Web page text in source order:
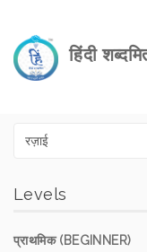
हिंदी
Levels
प्राथमिक (BEGINNER)